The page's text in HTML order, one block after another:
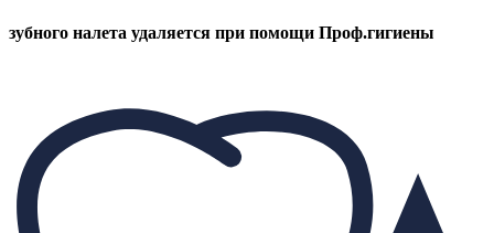
зубного налета удаляется при помощи Проф.гигиены